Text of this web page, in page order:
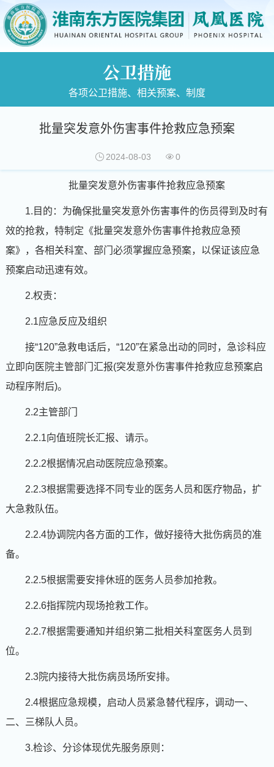
公卫措施
各项公卫措施、相关预案、制度
批量突发意外伤害事件抢救应急预案
2024-08-03 0
批量突发意外伤害事件抢救应急预案
1.目的：为确保批量突发意外伤害事件的伤员得到及时有
效的抢救，特制定《批量突发意外伤害事件抢救应急预
案》，各相关科室、部门必须掌握应急预案，以保证该应急
预案启动迅速有效。
2.权责：
2.1应急反应及组织
接“120”急救电话后，“120”在紧急出动的同时，急诊科应
立即向医院主管部门汇报(突发意外伤害事件抢救应怠预案启
动程序附后)。
2.2主管部门
2.2.1向值班院长汇报、请示。
2.2.2根据情况启动医院应急预案。
2.2.3根据需要选择不同专业的医务人员和医疗物品，扩
大急救队伍。
2.2.4协调院内各方面的工作，做好接待大批伤病员的准
备。
2.2.5根据需要安排休班的医务人员参加抢救。
2.2.6指挥院内现场抢救工作。
2.2.7根据需要通知并组织第二批相关科室医务人员到
位。
2.3院内接待大批伤病员场所安排。
2.4根据应急规模，启动人员紧急替代程序，调动一、
二、三梯队人员。
3.检诊、分诊体现优先服务原则：